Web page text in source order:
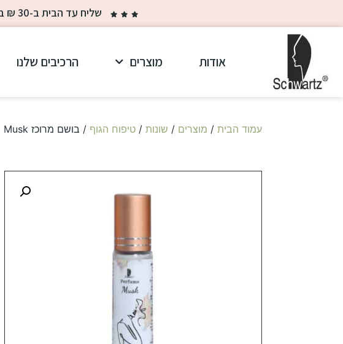
שליח עד הבית ב-30 ₪ בלבד בקנייה מ-100 ₪ | משלוחים חינם ברכישה מ- 200 ₪
אודות מוצרים הרכיבים שלנו
עמוד הבית / מוצרים / שונות / טיפוח הגוף / בושם מרוכז Musk